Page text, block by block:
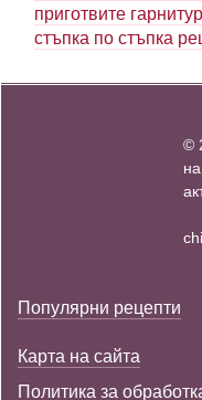
приготвите
стъпка по стъпка
©
Популярни рецепти
Карта на сайта
Политика за